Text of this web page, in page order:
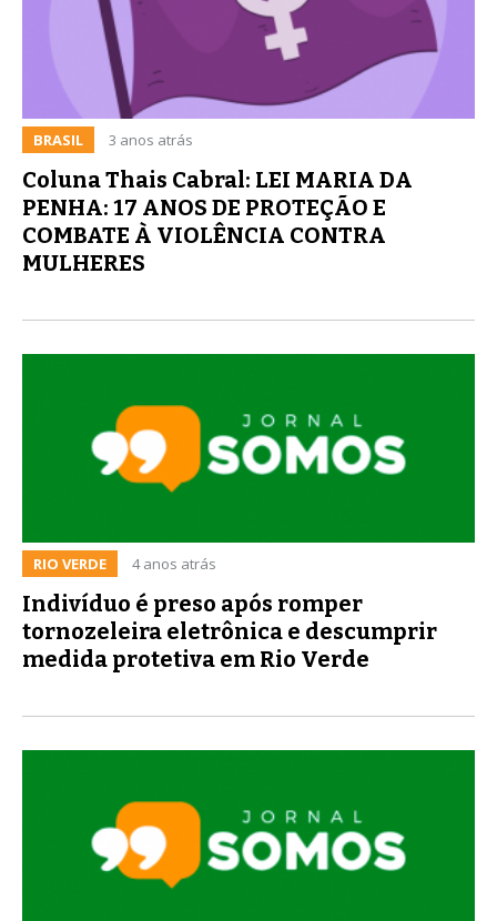
BRASIL 3 anos atrás
Coluna Thais Cabral: LEI MARIA DA
PENHA: 17 ANOS DE PROTEÇÃO E
COMBATE À VIOLÊNCIA CONTRA
MULHERES
RIO VERDE 4 anos atrás
Indivíduo é preso após romper
tornozeleira eletrônica e descumprir
medida protetiva em Rio Verde